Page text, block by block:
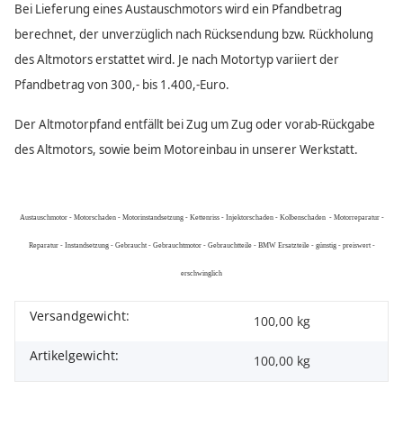
Bei Lieferung eines Austauschmotors wird ein Pfandbetrag
berechnet, der unverzüglich nach Rücksendung bzw. Rückholung
des Altmotors erstattet wird. Je nach Motortyp variiert der
Pfandbetrag von 300,- bis 1.400,-Euro.
Der Altmotorpfand entfällt bei Zug um Zug oder vorab-Rückgabe
des Altmotors, sowie beim Motoreinbau in unserer Werkstatt.
Austauschmotor - Motorschaden - Motorinstandsetzung - Kettenriss - Injektorschaden - Kolbenschaden - Motorreparatur -
Reparatur - Instandsetzung - Gebraucht - Gebrauchtmotor - Gebrauchtteile - BMW Ersatzteile - günstig - preiswert -
erschwinglich
Versandgewicht:
100,00 kg
Artikelgewicht:
100,00 kg